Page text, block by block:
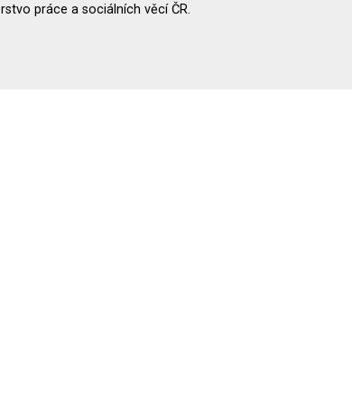
práce a sociálních věcí ČR.